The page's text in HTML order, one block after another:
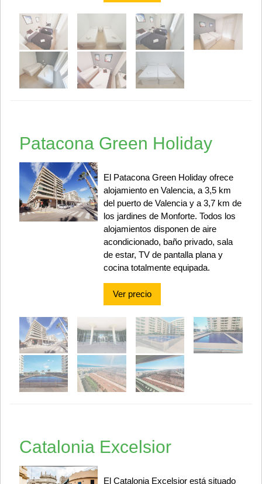
Patacona Green Holiday
El Patacona Green Holiday ofrece
alojamiento en Valencia, a 3,5 km
del puerto de Valencia y a 3,7 km de
los jardines de Monforte. Todos los
alojamientos disponen de aire
acondicionado, baño privado, sala
de estar, TV de pantalla plana y
cocina totalmente equipada.
Ver precio
Catalonia Excelsior
El Catalonia Excelsior está situado